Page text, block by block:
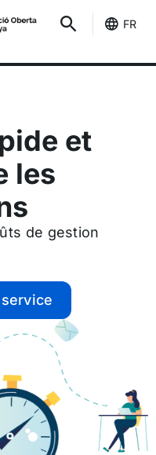
FR
et
les
de gestion